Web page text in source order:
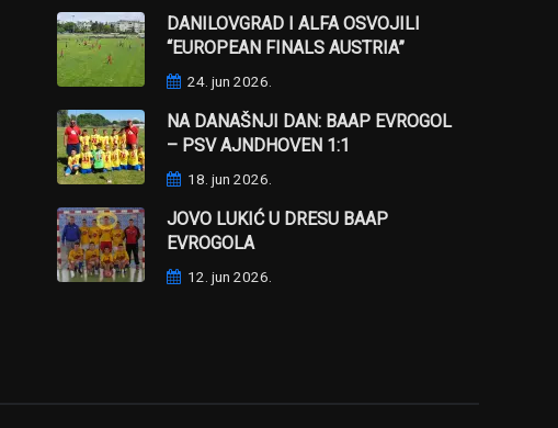
DANILOVGRAD I ALFA OSVOJILI
“EUROPEAN FINALS AUSTRIA”
24. jun 2026.
NA DANAŠNJI DAN: BAAP EVROGOL
– PSV AJNDHOVEN 1:1
18. jun 2026.
JOVO LUKIĆ U DRESU BAAP
EVROGOLA
12. jun 2026.